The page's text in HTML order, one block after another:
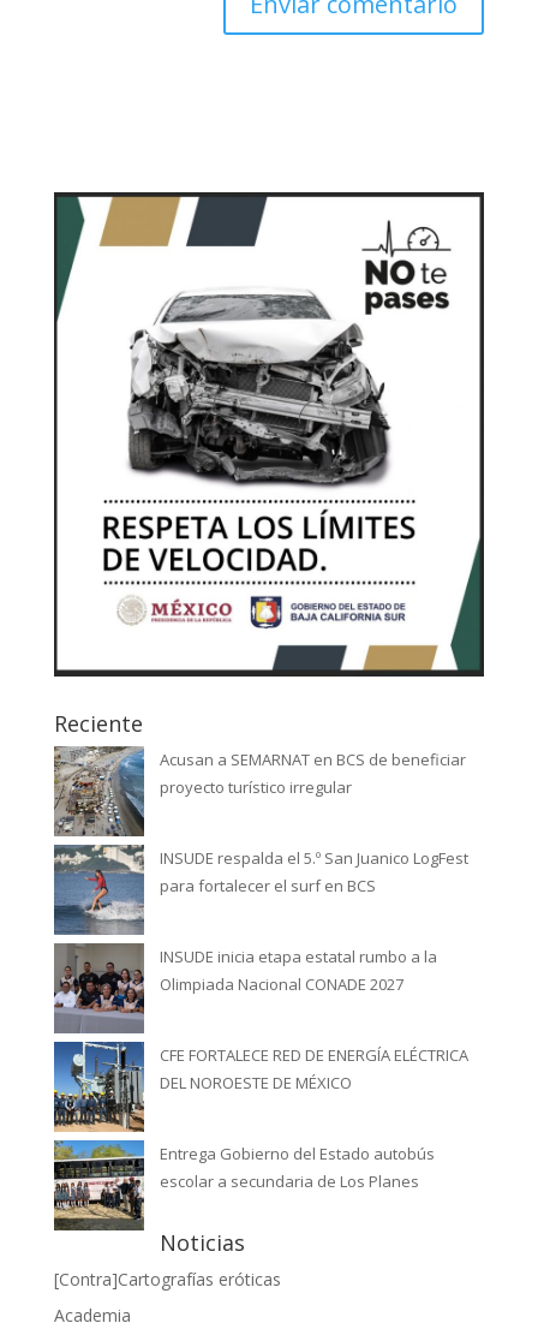
Reciente
Acusan a SEMARNAT en BCS de beneficiar
proyecto turístico irregular
INSUDE respalda el 5.º San Juanico LogFest
para fortalecer el surf en BCS
INSUDE inicia etapa estatal rumbo a la
Olimpiada Nacional CONADE 2027
CFE FORTALECE RED DE ENERGÍA ELÉCTRICA
DEL NOROESTE DE MÉXICO
Entrega Gobierno del Estado autobús
escolar a secundaria de Los Planes
Noticias
[Contra]Cartografías eróticas
Academia